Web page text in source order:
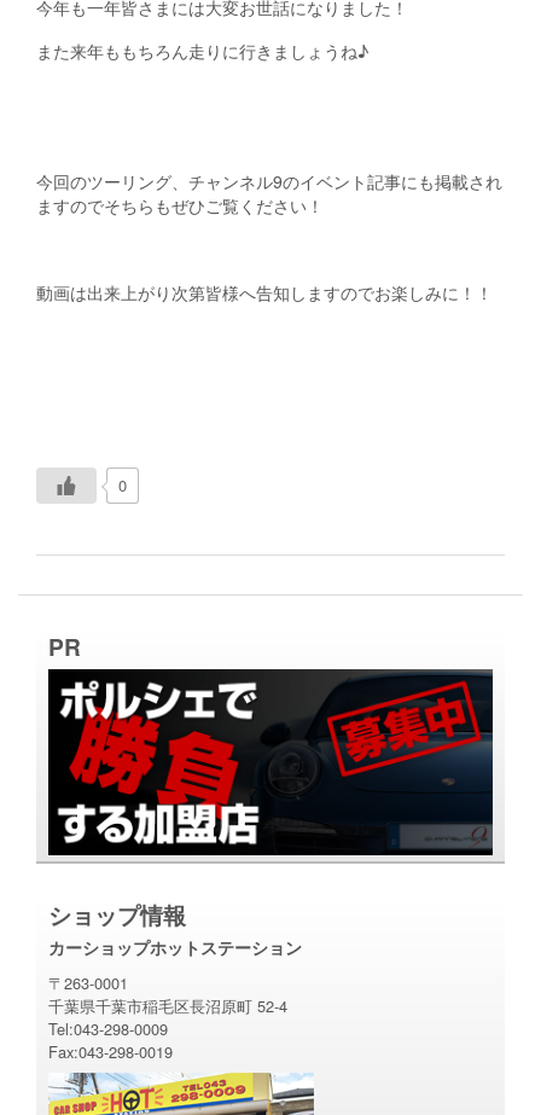
今年も一年皆さまには大変お世話になりました！
また来年ももちろん走りに行きましょうね♪
今回のツーリング、チャンネル9のイベント記事にも掲載され
ますのでそちらもぜひご覧ください！
動画は出来上がり次第皆様へ告知しますのでお楽しみに！！
0
PR
ショップ情報
カーショップホットステーション
〒263-0001
千葉県千葉市稲毛区長沼原町 52-4
Tel:043-298-0009
Fax:043-298-0019